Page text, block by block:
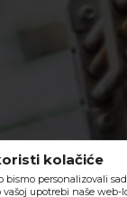
kolačiće
bismo personalizovali
vašoj upotrebi naše